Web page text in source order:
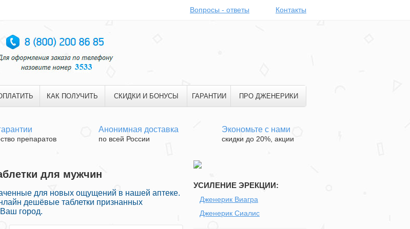
Вопросы - ответы Контакты
КАК ПОЛУЧИТЬ СКИДКИ И БОНУСЫ ГАРАНТИИ ПРО ДЖЕНЕРИКИ
препаратов
Анонимная доставка
по всей России
Экономьте с нами
скидки до 20%, акции
для мужчин
для новых ощущений в нашей аптеке.
дешёвые таблетки признанных
город.
УСИЛЕНИЕ ЭРЕКЦИИ:
Дженерик Виагра
Дженерик Сиалис